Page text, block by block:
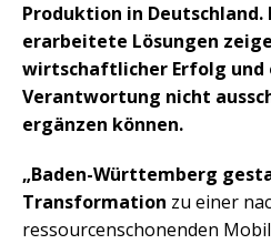
Produktion in Deutschland.
erarbeitete Lösungen
wirtschaftlicher Erfolg und
Verantwortung nicht
ergänzen können.
„Baden-Württemberg
Transformation zu einer
ressourcenschonenden